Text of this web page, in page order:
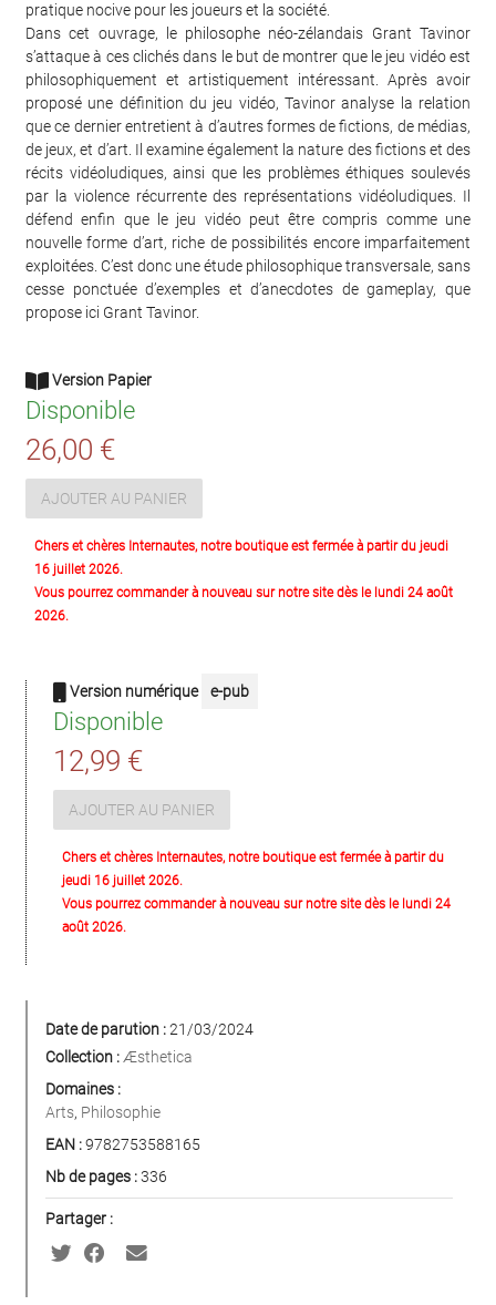
pratique nocive pour les joueurs et la société.
Dans cet ouvrage, le philosophe néo-zélandais Grant Tavinor
s’attaque à ces clichés dans le but de montrer que le jeu vidéo est
philosophiquement et artistiquement intéressant. Après avoir
proposé une définition du jeu vidéo, Tavinor analyse la relation
que ce dernier entretient à d’autres formes de fictions, de médias,
de jeux, et d’art. Il examine également la nature des fictions et des
récits vidéoludiques, ainsi que les problèmes éthiques soulevés
par la violence récurrente des représentations vidéoludiques. Il
défend enfin que le jeu vidéo peut être compris comme une
nouvelle forme d’art, riche de possibilités encore imparfaitement
exploitées. C’est donc une étude philosophique transversale, sans
cesse ponctuée d’exemples et d’anecdotes de gameplay, que
propose ici Grant Tavinor.
Version Papier
Disponible
26,00 €
AJOUTER AU PANIER
Chers et chères Internautes, notre boutique est fermée à partir du jeudi
16 juillet 2026.
Vous pourrez commander à nouveau sur notre site dès le lundi 24 août
2026.
Version numérique e-pub
Disponible
12,99 €
AJOUTER AU PANIER
Chers et chères Internautes, notre boutique est fermée à partir du
jeudi 16 juillet 2026.
Vous pourrez commander à nouveau sur notre site dès le lundi 24
août 2026.
Date de parution :21/03/2024
Collection :Æsthetica
Domaines :
Arts, Philosophie
EAN :9782753588165
Nb de pages :336
Partager :